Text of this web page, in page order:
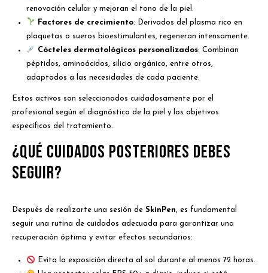
renovación celular y mejoran el tono de la piel.
Factores de crecimiento: Derivados del plasma rico en
plaquetas o sueros bioestimulantes, regeneran intensamente.
Cócteles dermatológicos personalizados: Combinan
péptidos, aminoácidos, silicio orgánico, entre otros,
adaptados a las necesidades de cada paciente.
Estos activos son seleccionados cuidadosamente por el
profesional según el diagnóstico de la piel y los objetivos
específicos del tratamiento.
¿Qué cuidados posteriores debes
seguir?
Después de realizarte una sesión de SkinPen, es fundamental
seguir una rutina de cuidados adecuada para garantizar una
recuperación óptima y evitar efectos secundarios:
Evita la exposición directa al sol durante al menos 72 horas.